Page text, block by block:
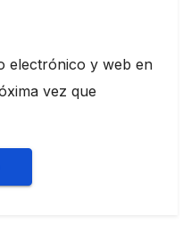
electrónico y web en
vez que